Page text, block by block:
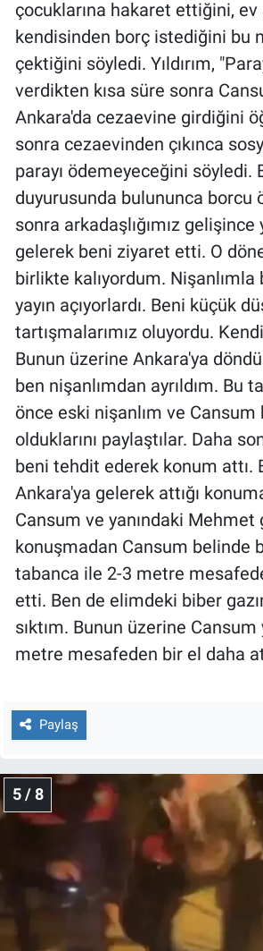
çocuklarına hakaret ettiğini,
kendisinden borç istediğini bu
çektiğini söyledi. Yıldırım,
verdikten kısa süre sonra
Ankara'da cezaevine girdiğini
sonra cezaevinden çıkınca
parayı ödemeyeceğini söyledi.
duyurusunda bulununca borcu
sonra arkadaşlığımız gelişince
gelerek beni ziyaret etti. O
birlikte kalıyordum. Nişanlımla
yayın açıyorlardı. Beni küçük
tartışmalarımız oluyordu.
Bunun üzerine Ankara'ya
ben nişanlımdan ayrıldım. Bu
önce eski nişanlım ve
olduklarını paylaştılar. Daha
beni tehdit ederek konum attı.
Ankara'ya gelerek attığı
Cansum ve yanındaki Mehmet
konuşmadan Cansum belinde
tabanca ile 2-3 metre
etti. Ben de elimdeki biber
sıktım. Bunun üzerine Cansum
metre mesafeden bir el daha
Paylaş
5 / 8